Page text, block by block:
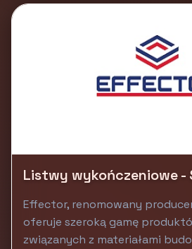
Listwy wykończeniowe -
Effector, renomowany
oferuje szeroką gamę
związanych z materiałami